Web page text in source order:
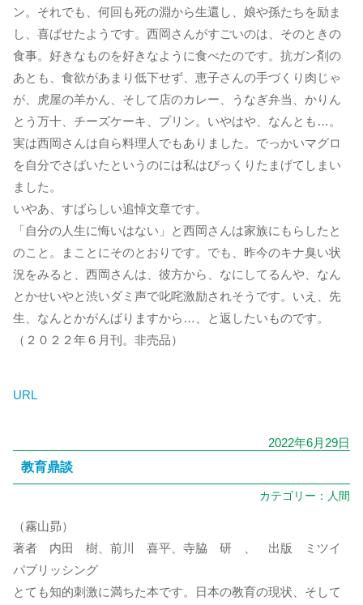
ン。それでも、何回も死の淵から生還し、娘や孫たちを励ま
し、喜ばせたようです。西岡さんがすごいのは、そのときの
食事。好きなものを好きなように食べたのです。抗ガン剤の
あとも、食欲があまり低下せず、恵子さんの手づくり肉じゃ
が、虎屋の羊かん、そして店のカレー、うなぎ弁当、かりん
とう万十、チーズケーキ、プリン。いやはや、なんとも…。
実は西岡さんは自ら料理人でもありました。でっかいマグロ
を自分でさばいたというのには私はびっくりたまげてしまい
ました。
いやあ、すばらしい追悼文章です。
「自分の人生に悔いはない」と西岡さんは家族にもらしたと
のこと。まことにそのとおりです。でも、昨今のキナ臭い状
況をみると、西岡さんは、彼方から、なにしてるんや、なん
とかせいやと渋いダミ声で叱咤激励されそうです。いえ、先
生、なんとかがんばりますから…、と返したいものです。
（２０２２年６月刊。非売品）
URL
2022年6月29日
教育鼎談
カテゴリー： 人間
（霧山昴）
著者 内田 樹、前川 喜平、寺脇 研 、 出版 ミツイ
パブリッシング
とても知的刺激に満ちた本です。日本の教育の現状、そして